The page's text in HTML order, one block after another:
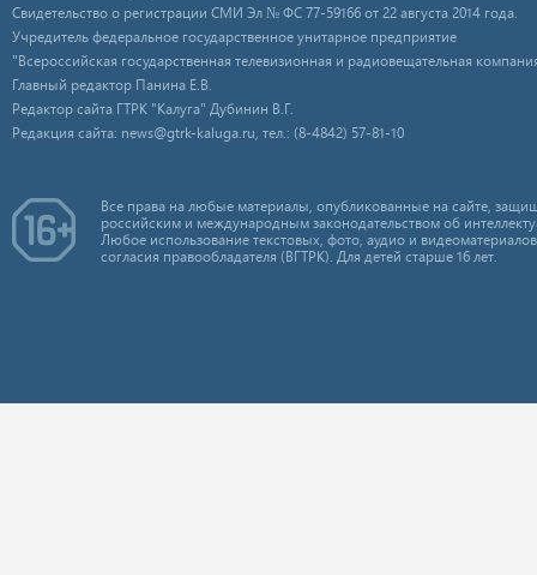
Свидетельство о регистрации СМИ Эл № ФС 77-59166 от 22 августа 2014 года.
Учредитель федеральное государственное унитарное предприятие
"Всероссийская государственная телевизионная и радиовещательная
Главный редактор Панина Е.В.
Редактор сайта ГТРК "Калуга" Дубинин В.Г.
Редакция сайта: news@gtrk-kaluga.ru, тел.: (8-4842) 57-81-10
Все права на любые материалы, опубликованные на сайте,
российским и международным законодательством об
Любое использование текстовых, фото, аудио и
согласия правообладателя (ВГТРК). Для детей старше 16 лет.